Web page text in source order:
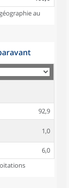
au
92,9
1,0
6,0